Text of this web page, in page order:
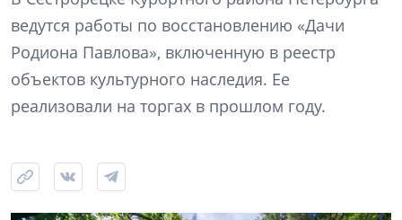
ведутся работы по восстановлению «Дачи
Родиона Павлова», включенную в реестр
объектов культурного наследия. Ее
реализовали на торгах в прошлом году.